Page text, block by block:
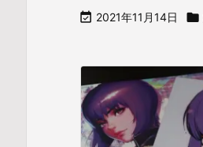
 2021年11月14日 